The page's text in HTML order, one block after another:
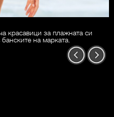
красавици за плажната си
на марката.